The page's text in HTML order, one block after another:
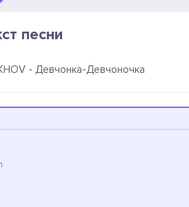
песни
- Девчонка-Девчоночка